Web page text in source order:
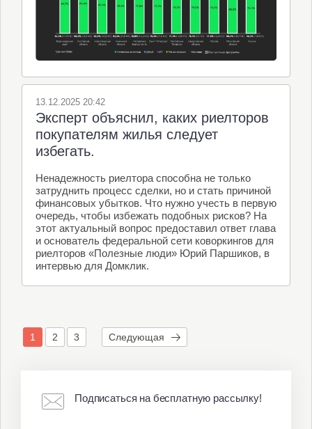
13.12.2025 20:42
Эксперт объяснил, каких риелторов
покупателям жилья следует
избегать.
Ненадежность риелтора способна не только
затруднить процесс сделки, но и стать причиной
финансовых убытков. Что нужно учесть в первую
очередь, чтобы избежать подобных рисков? На
этот актуальный вопрос предоставил ответ глава
и основатель федеральной сети коворкингов для
риелторов «Полезные люди» Юрий Паршиков, в
интервью для Домклик.
1 2 3 Следующая
Подписаться на бесплатную рассылку!